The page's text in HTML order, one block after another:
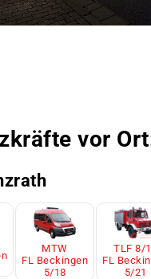
vor
MTW
FL Beckingen
5/18
TLF 8/
FL
5/21